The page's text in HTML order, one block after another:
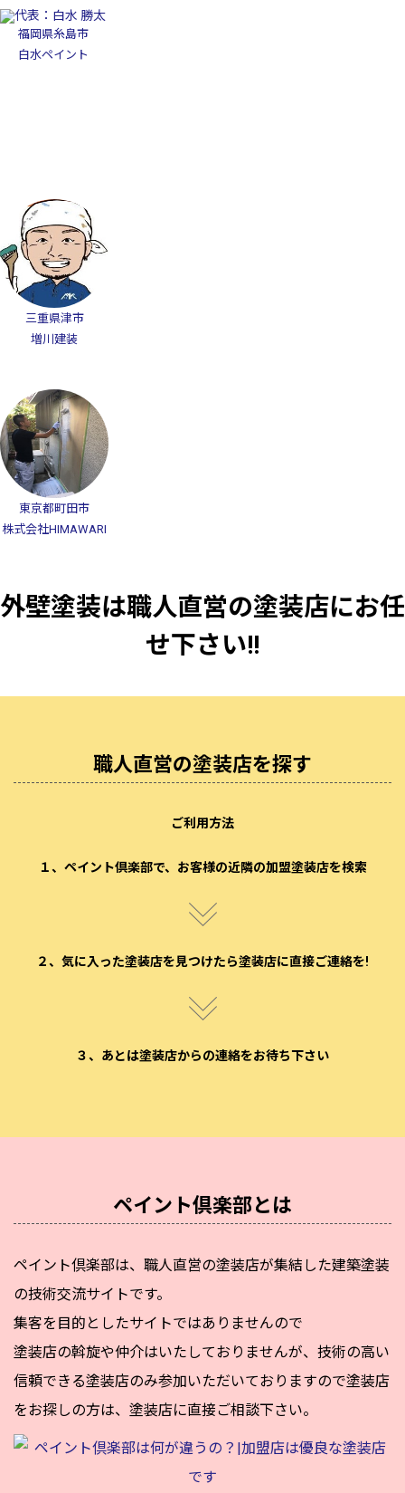
福岡県糸島市
白水ペイント
三重県津市
増川建装
東京都町田市
株式会社HIMAWARI
外壁塗装は職人直営の塗装店にお任
せ下さい!!
職人直営の塗装店を探す
ご利用方法
１、ペイント倶楽部で、お客様の近隣の加盟塗装店を検索
２、気に入った塗装店を見つけたら塗装店に直接ご連絡を!
３、あとは塗装店からの連絡をお待ち下さい
ペイント倶楽部とは
ペイント倶楽部は、職人直営の塗装店が集結した建築塗装
の技術交流サイトです。
集客を目的としたサイトではありませんので
塗装店の斡旋や仲介はいたしておりませんが、技術の高い
信頼できる塗装店のみ参加いただいておりますので塗装店
をお探しの方は、塗装店に直接ご相談下さい。